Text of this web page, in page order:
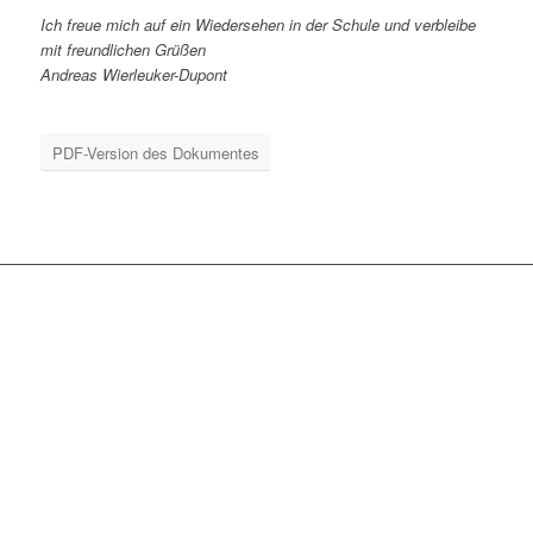
Ich freue mich auf ein Wie­der­se­hen in der Schu­le und verbleibe
mit freund­li­chen Grüßen
Andre­as Wierleuker-Dupont
PDF-Ver­si­on des Dokumentes